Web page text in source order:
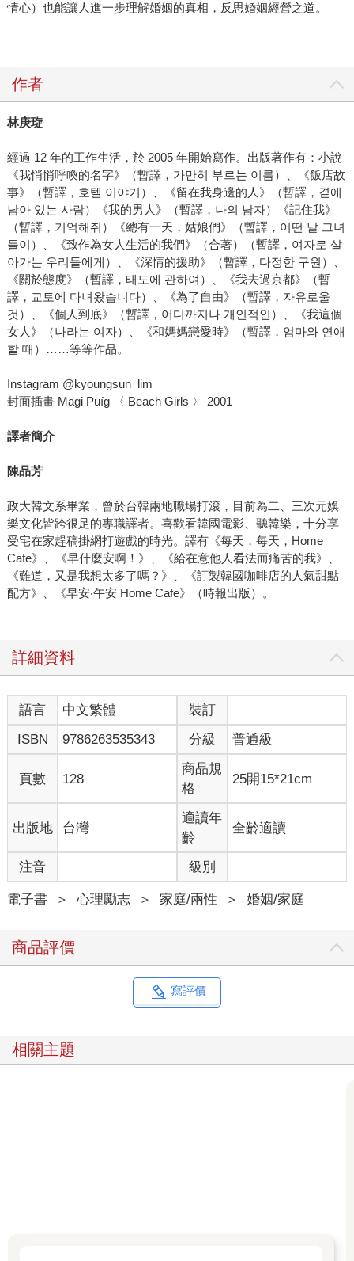
情心）也能讓人進一步理解婚姻的真相，反思婚姻經營之道。
作者
林庚琁
經過 12 年的工作生活，於 2005 年開始寫作。出版著作有：小說
《我悄悄呼喚的名字》（暫譯，가만히 부르는 이름）、《飯店故
事》（暫譯，호텔 이야기）、《留在我身邊的人》（暫譯，곁에
남아 있는 사람）《我的男人》（暫譯，나의 남자）《記住我》
（暫譯，기억해줘）《總有一天，姑娘們》（暫譯，어떤 날 그녀
들이）、《致作為女人生活的我們》（合著）（暫譯，여자로 살
아가는 우리들에게）、《深情的援助》（暫譯，다정한 구원）、
《關於態度》（暫譯，태도에 관하여）、《我去過京都》（暫
譯，교토에 다녀왔습니다）、《為了自由》（暫譯，자유로울
것）、《個人到底》（暫譯，어디까지나 개인적인）、《我這個
女人》（나라는 여자）、《和媽媽戀愛時》（暫譯，엄마와 연애
할 때）……等等作品。
Instagram @kyoungsun_lim
封面插畫 Magi Puíg 〈 Beach Girls 〉 2001
譯者簡介
陳品芳
政大韓文系畢業，曾於台韓兩地職場打滾，目前為二、三次元娛
樂文化皆跨很足的專職譯者。喜歡看韓國電影、聽韓樂，十分享
受宅在家趕稿掛網打遊戲的時光。譯有《每天，每天，Home
Cafe》、《早什麼安啊！》、《給在意他人看法而痛苦的我》、
《難道，又是我想太多了嗎？》、《訂製韓國咖啡店的人氣甜點
配方》、《早安‧午安 Home Cafe》（時報出版）。
詳細資料
語言 中文繁體
裝訂
ISBN
9786263535343 分級 普通級
頁數 128
商品規
格
25開15*21cm
出版地 台灣
適讀年
齡
全齡適讀
注音 級別
電子書 ＞ 心理勵志 ＞ 家庭/兩性 ＞ 婚姻/家庭
商品評價
寫評價
相關主題